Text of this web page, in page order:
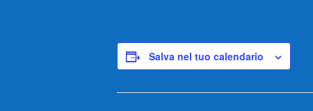
Salva nel tuo calendario